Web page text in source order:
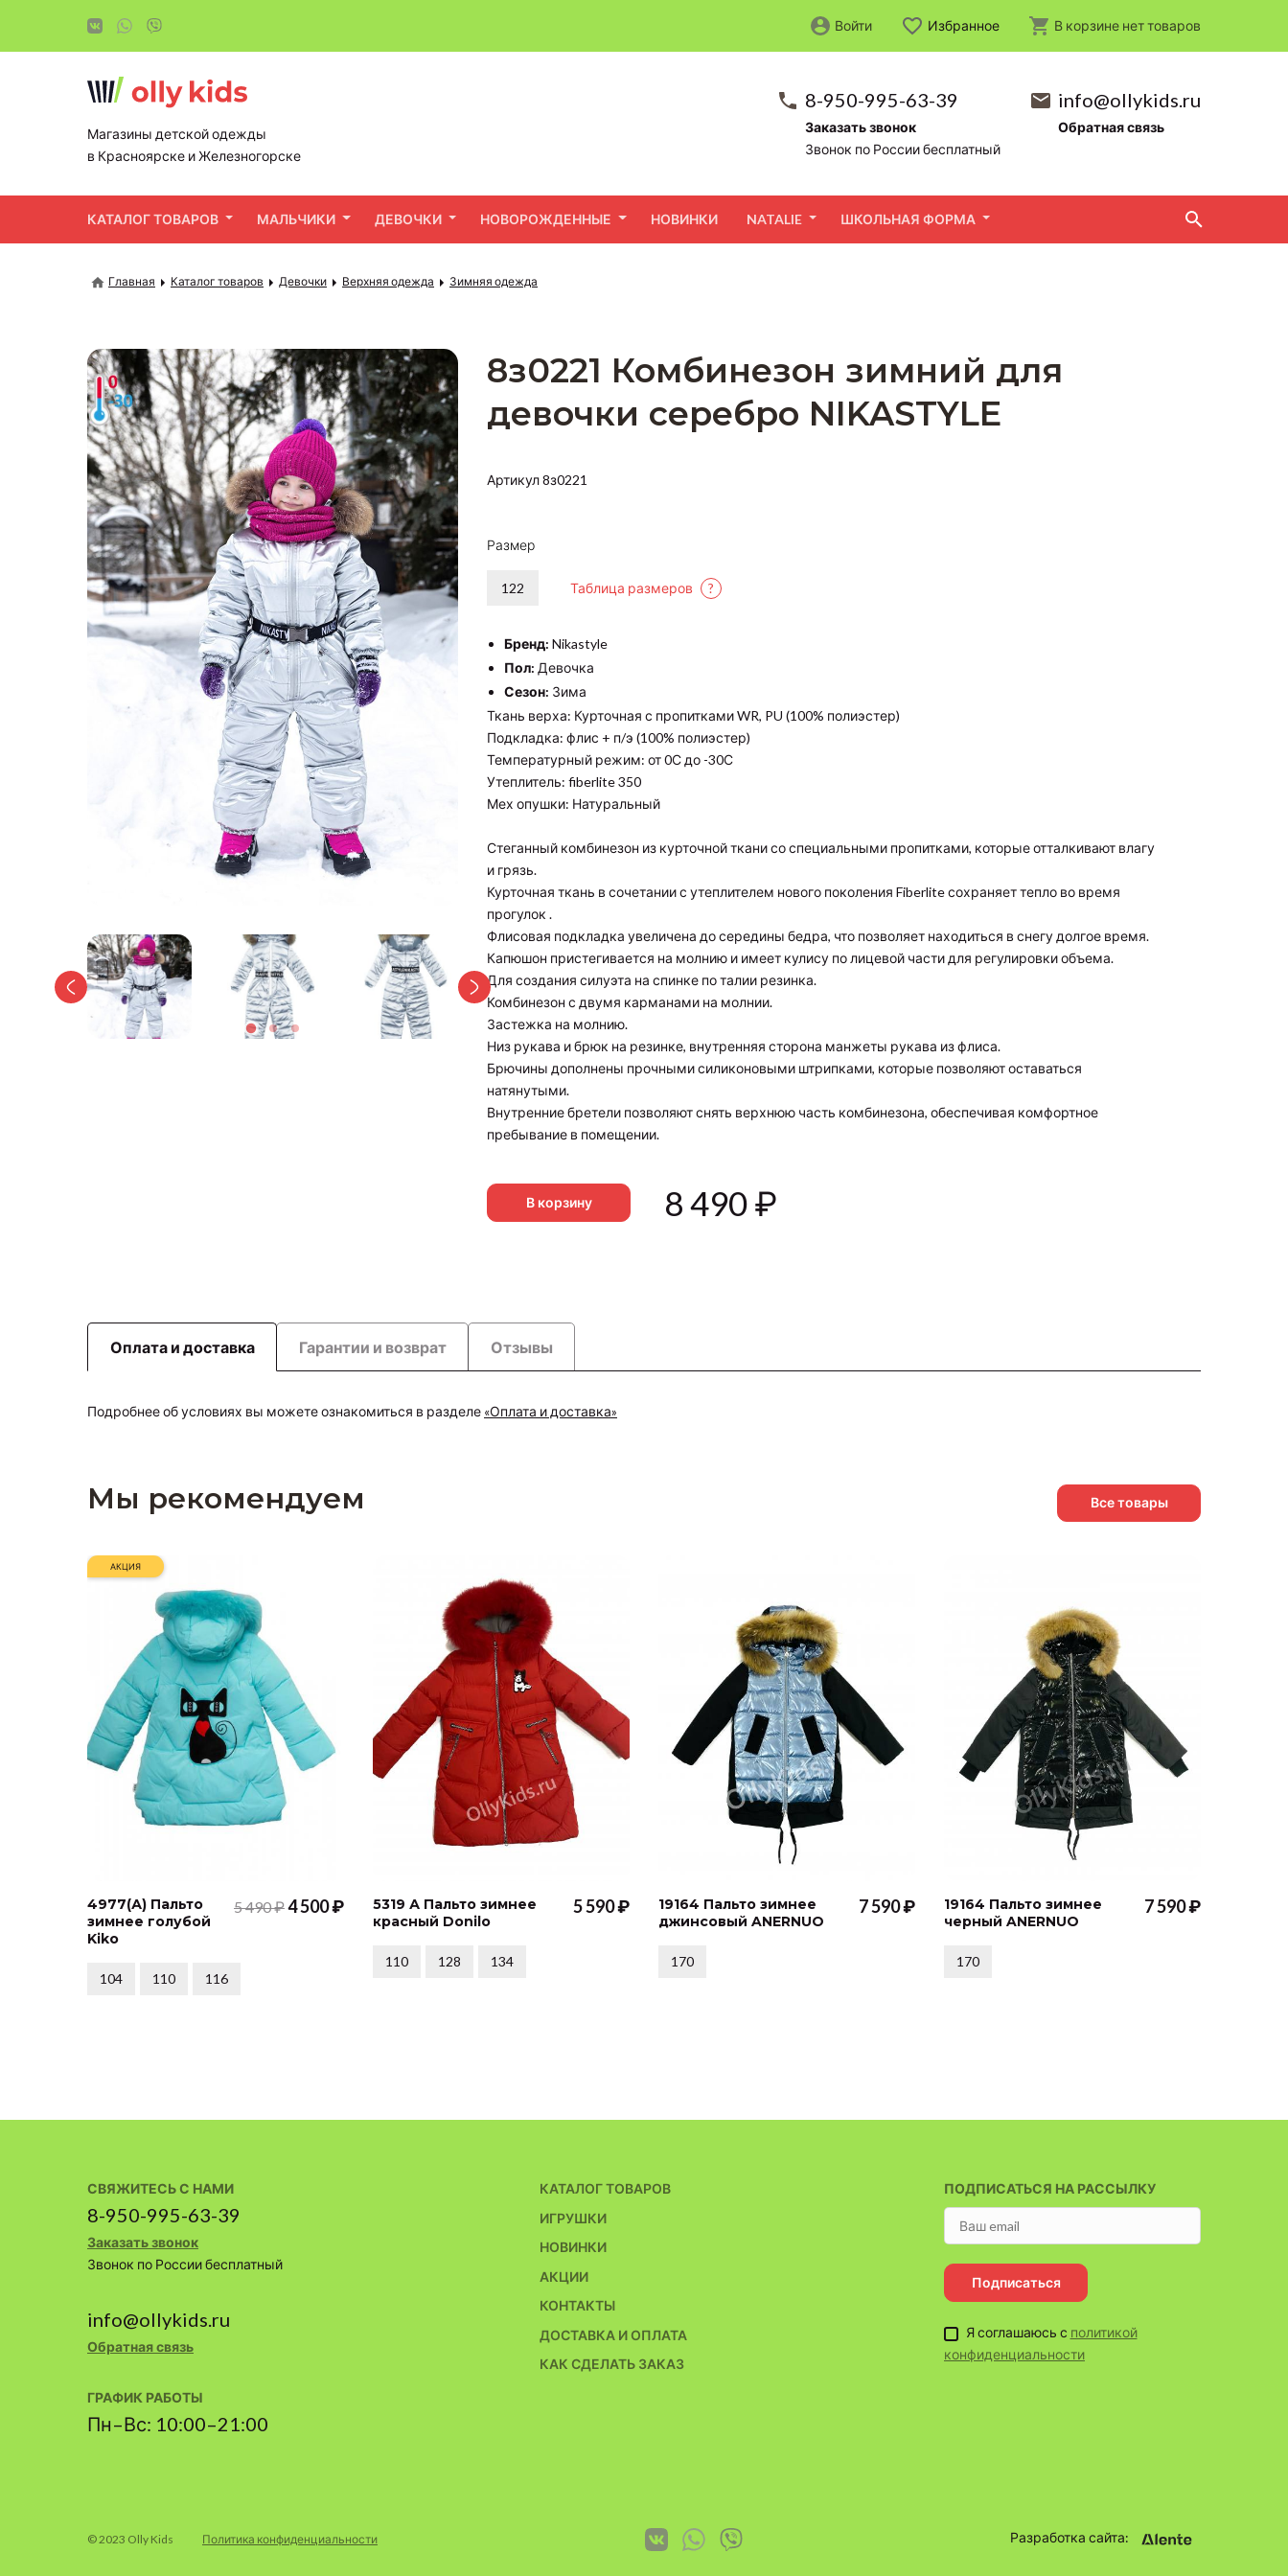
Магазины детской одежды
в Красноярске и Железногорске
8-950-995-63-39
Заказать звонок
Звонок по России бесплатный
info@ollykids.ru
Обратная связь
КАТАЛОГ ТОВАРОВ МАЛЬЧИКИ ДЕВОЧКИ НОВОРОЖДЕННЫЕ НОВИНКИ NATALIE ШКОЛЬНАЯ ФОРМА
Войти Избранное В корзине неттоваров
Главная Каталог товаров Девочки Верхняя одежда Зимняя одежда
8з0221 Комбинезон зимний для
девочки серебро NIKASTYLE
Артикул 8з0221
Размер
122 Таблица размеров ?
Бренд: Nikastyle
Пол: Девочка
Сезон: Зима
Ткань верха: Курточная с пропитками WR, PU (100% полиэстер)
Подкладка: флис + п/э (100% полиэстер)
Температурный режим: от 0С до -30С
Утеплитель: fiberlite 350
Мех опушки: Натуральный
Стеганный комбинезон из курточной ткани со специальными пропитками, которые отталкивают влагу
и грязь.
Курточная ткань в сочетании с утеплителем нового поколения Fiberlite сохраняет тепло во время
прогулок .
Флисовая подкладка увеличена до середины бедра, что позволяет находиться в снегу долгое время.
Капюшон пристегивается на молнию и имеет кулису по лицевой части для регулировки объема.
Для создания силуэта на спинке по талии резинка.
Комбинезон с двумя карманами на молнии.
Застежка на молнию.
Низ рукава и брюк на резинке, внутренняя сторона манжеты рукава из флиса.
Брючины дополнены прочными силиконовыми штрипками, которые позволяют оставаться
натянутыми.
Внутренние бретели позволяют снять верхнюю часть комбинезона, обеспечивая комфортное
пребывание в помещении.
В корзину 8 490₽
Оплата и доставка Гарантии и возврат Отзывы
Подробнее об условиях вы можете ознакомиться в разделе «Оплата и доставка»
Мы рекомендуем Все товары
4977(А) Пальто
зимнее голубой
Kiko
5 490 ₽4 500 ₽
АКЦИЯ
104 110 116
5319 А Пальто зимнее
красный Donilo
5 590 ₽
110 128 134
19164 Пальто зимнее
джинсовый ANERNUO
7 590 ₽
170
19164 Пальто зимнее
черный ANERNUO
7 590 ₽
170
КАТАЛОГ ТОВАРОВ
ИГРУШКИ
НОВИНКИ
АКЦИИ
КОНТАКТЫ
ДОСТАВКА И ОПЛАТА
КАК СДЕЛАТЬ ЗАКАЗ
ПОДПИСАТЬСЯ НА РАССЫЛКУ
Подписаться
Я соглашаюсь с политикой
конфиденциальности
СВЯЖИТЕСЬ С НАМИ
8-950-995-63-39
Заказать звонок
Звонок по России бесплатный
info@ollykids.ru
Обратная связь
ГРАФИК РАБОТЫ
Пн–Вс: 10:00–21:00
© 2023 Olly Kids Политика конфиденциальности Разработка сайта: